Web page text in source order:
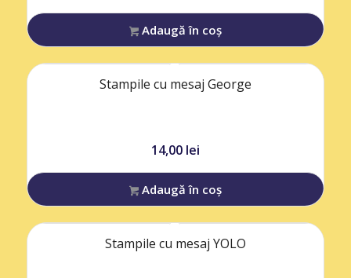
Adaugă în coș
Stampile cu mesaj George
14,00 lei
Adaugă în coș
Stampile cu mesaj YOLO